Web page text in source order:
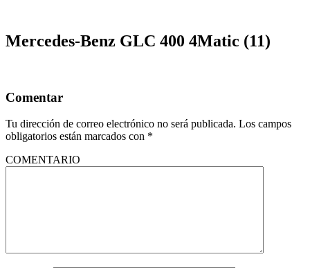
Mercedes-Benz GLC 400 4Matic (11)
Comentar
Tu dirección de correo electrónico no será publicada. Los campos
obligatorios están marcados con *
COMENTARIO